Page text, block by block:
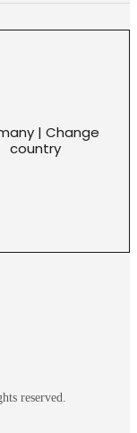
| Change
country
reserved.